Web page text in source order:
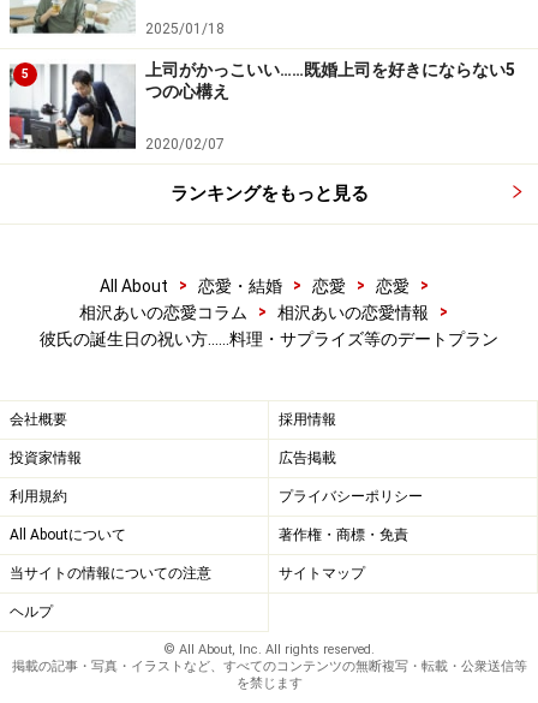
傾向がありますが、男性は能書きにグッとくる人が多い
と思います。
たとえば、
シンプルな物を選ぶなら、素材の良さやブラ
ンドの歴史など、選んだときのこだわりを伝えてあげる
と、ますます愛着が湧くようです。
スマートに奢る」
前日から仕込みが必要な手の込んだ手料理など、凝った
切るだけで作れる鍋料理がオススメ。「誕生日だからい
いお肉にしちゃった」など、誕生日の特別感を出すこと
ができれば、シンプルな料理でも良い思い出になりま
す。
また、食事に出るなら、「今日は私が払うね」とスッと
財布を開くのもスマートです。いつも彼氏が支払ってく
れていたり、割り勘にしているなら効果大。「自分の誕
生日なのに、結局俺が払うのか」と考えてしまう男性も
2025/01/18
5
上司がかっこいい……既婚上司を好きにならない5
つの心構え
2020/02/07
ランキングをもっと見る
All About > 恋愛・結婚 > 恋愛 > 恋愛
>
相沢あいの恋愛コラム
> 相沢あいの恋愛情報
>
彼氏の誕生日の祝い方......料理・サプライズ等のデートプラン
会社概要 採用情報
投資家情報 広告掲載
利用規約 プライバシーポリシー
All Aboutについて 著作権・商標・免責
当サイトの情報についての注意 サイトマップ
ヘルプ
© All About, Inc. All rights reserved.
掲載の記事・写真・イラストなど、すべてのコンテンツの無断複写・転載・公衆送信等
を禁じます